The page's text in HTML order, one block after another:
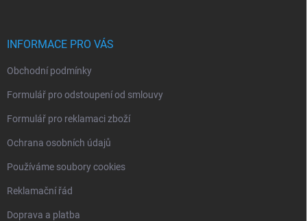
INFORMACE PRO VÁS
Obchodní podmínky
Formulář pro odstoupení od smlouvy
Formulář pro reklamaci zboží
Ochrana osobních údajů
Používáme soubory cookies
Reklamační řád
Doprava a platba